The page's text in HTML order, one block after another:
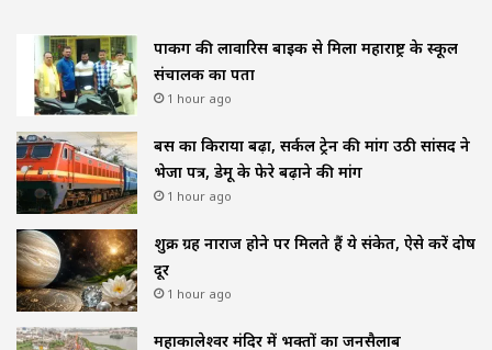
पार्किंग की लावारिस बाइक से मिला महाराष्ट्र के स्कूल
संचालक का पता
1 hour ago
बस का किराया बढ़ा, सर्कल ट्रेन की मांग उठी सांसद ने
भेजा पत्र, डेमू के फेरे बढ़ाने की मांग
1 hour ago
शुक्र ग्रह नाराज होने पर मिलते हैं ये संकेत, ऐसे करें दोष
दूर
1 hour ago
महाकालेश्वर मंदिर में भक्तों का जनसैलाब